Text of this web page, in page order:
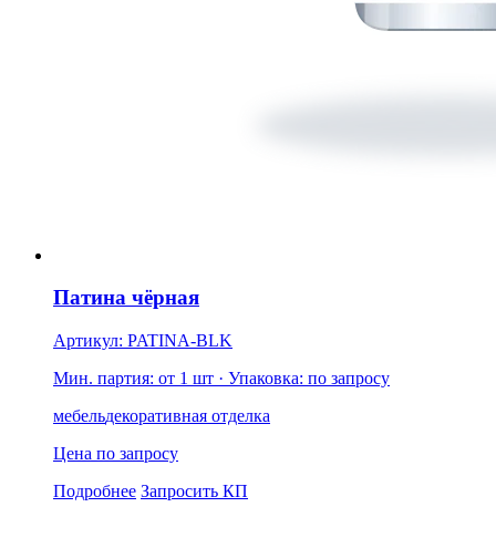
Патина чёрная
Артикул: PATINA-BLK
Мин. партия: от 1 шт · Упаковка: по запросу
мебельдекоративная отделка
Цена по запросу
Подробнее Запросить КП